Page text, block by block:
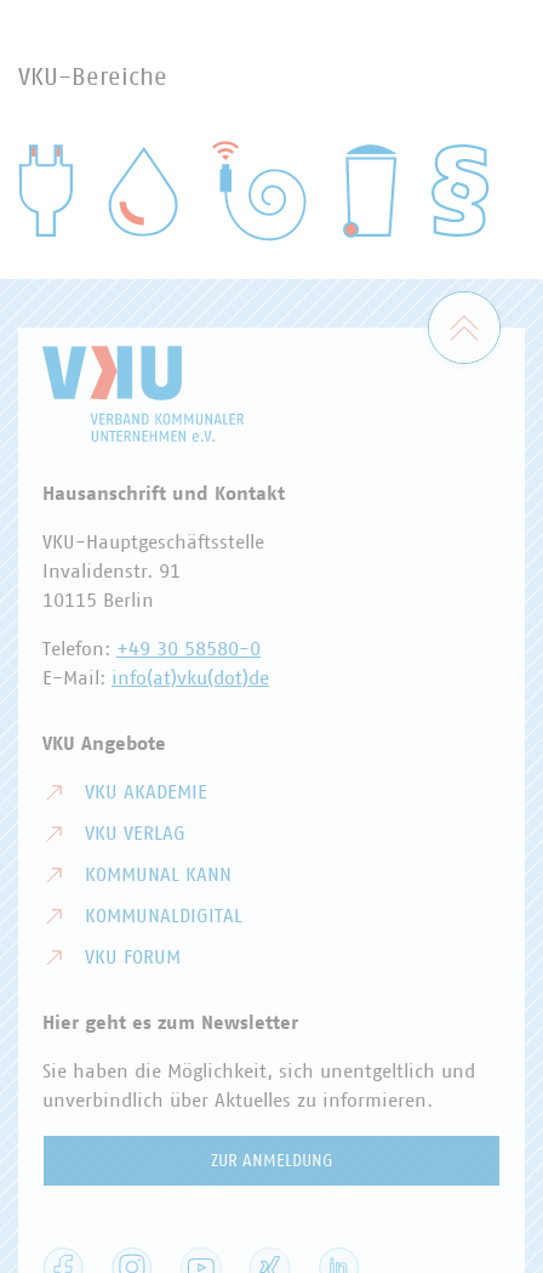
VKU-Bereiche
WASSER/ABWASSER
Zum
Hausanschrift und Kontakt
VKU-Hauptgeschäftsstelle
Invalidenstr. 91
10115 Berlin
Telefon: +49 30 58580-0
E-Mail: info(at)vku(dot)de
VKU Angebote
VKU AKADEMIE
VKU VERLAG
KOMMUNAL KANN
KOMMUNALDIGITAL
VKU FORUM
Hier geht es zum Newsletter
Sie haben die Möglichkeit, sich unentgeltlich und
unverbindlich über Aktuelles zu informieren.
ZUR ANMELDUNG
Facebook Instagram YouTube